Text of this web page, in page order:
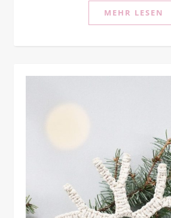
MEHR LESEN